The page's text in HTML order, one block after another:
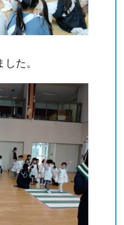
た。